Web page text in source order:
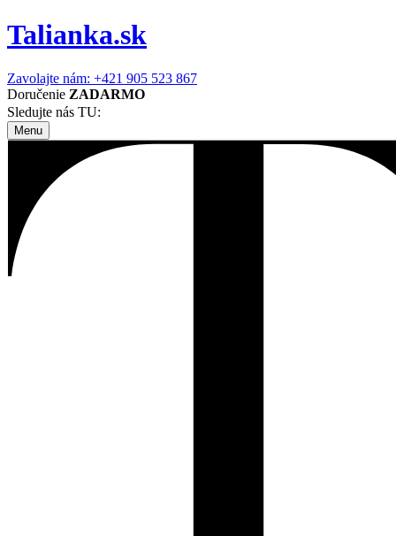
Talianka.sk
Zavolajte nám: +421 905 523 867
Doručenie ZADARMO
Sledujte nás TU:
Menu